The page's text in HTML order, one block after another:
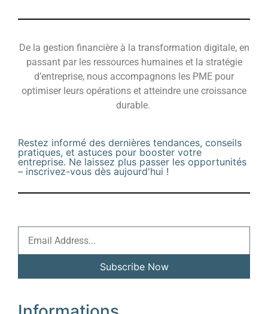
De la gestion financière à la transformation digitale, en
passant par les ressources humaines et la stratégie
d’entreprise, nous accompagnons les PME pour
optimiser leurs opérations et atteindre une croissance
durable.
Restez informé des dernières tendances, conseils
pratiques, et astuces pour booster votre
entreprise. Ne laissez plus passer les opportunités
– inscrivez-vous dès aujourd'hui !
Subscribe Now